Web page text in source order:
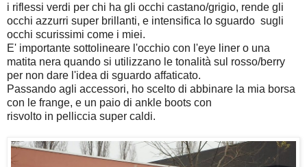
i riflessi verdi per chi ha gli occhi castano/grigio, rende gli
occhi azzurri super brillanti, e intensifica lo sguardo sugli
occhi scurissimi come i miei.
E' importante sottolineare l'occhio con l'eye liner o una
matita nera quando si utilizzano le tonalità sul rosso/berry
per non dare l'idea di sguardo affaticato.
Passando agli accessori, ho scelto di abbinare la mia borsa
con le frange, e un paio di ankle boots con
risvolto in pelliccia super caldi.